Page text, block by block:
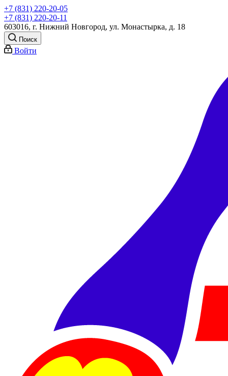
+7 (831) 220-20-05
+7 (831) 220-20-11
603016, г. Нижний Новгород, ул. Монастырка, д. 18
Поиск
Войти